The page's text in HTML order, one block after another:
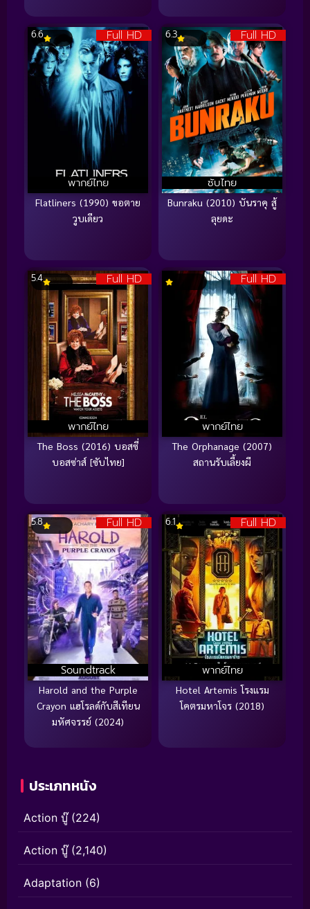
Full HD
พากย์ไทย
6.6
Flatliners (1990) ขอตาย
วูบเดียว
Full HD
ซับไทย
6.3
Bunraku (2010) บันราคุ สู้
ลุยดะ
Full HD
พากย์ไทย
5.4
The Boss (2016) บอสซี่
บอสซ่าส์ [ซับไทย]
Full HD
พากย์ไทย
The Orphanage (2007)
สถานรับเลี้ยงผี
Full HD
Soundtrack
5.8
Harold and the Purple
Crayon แฮโรลด์กับสีเทียน
มหัศจรรย์ (2024)
Full HD
พากย์ไทย
6.1
Hotel Artemis โรงแรม
โคตรมหาโจร (2018)
ประเภทหนัง
Action บู๊(224)
Action บู๊(2,140)
Adaptation (6)